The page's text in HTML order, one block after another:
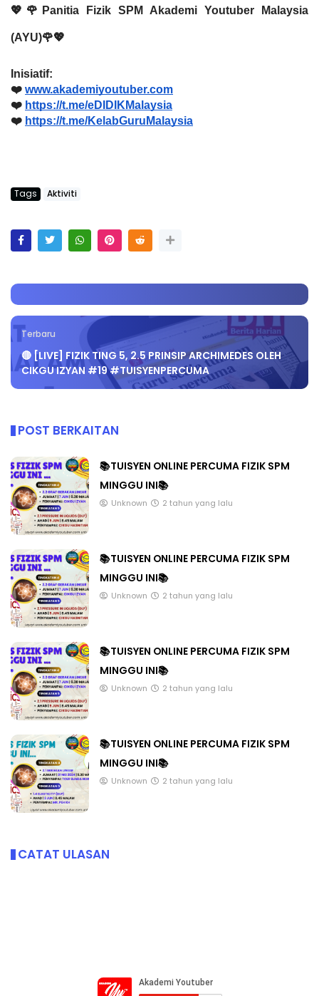
💖🌹Panitia Fizik SPM Akademi Youtuber Malaysia
(AYU)🌹💖
Inisiatif:
❤️ www.akademiyoutuber.com
❤️ https://t.me/eDIDIKMalaysia
❤️ https://t.me/KelabGuruMalaysia
Tags Aktiviti
Terbaru
🔴 [LIVE] FIZIK TING 5, 2.5 PRINSIP ARCHIMEDES OLEH
CIKGU IZYAN #19 #TUISYENPERCUMA
POST BERKAITAN
📚TUISYEN ONLINE PERCUMA FIZIK SPM
MINGGU INI📚
Unknown 2 tahun yang lalu
📚TUISYEN ONLINE PERCUMA FIZIK SPM
MINGGU INI📚
Unknown 2 tahun yang lalu
📚TUISYEN ONLINE PERCUMA FIZIK SPM
MINGGU INI📚
Unknown 2 tahun yang lalu
📚TUISYEN ONLINE PERCUMA FIZIK SPM
MINGGU INI📚
Unknown 2 tahun yang lalu
CATAT ULASAN